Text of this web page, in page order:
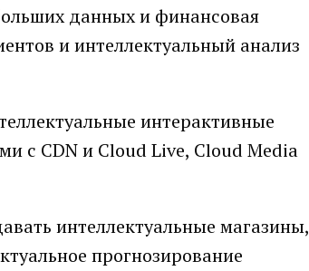
данных и финансовая
и интеллектуальный анализ
интерактивные
с CDN и Cloud Live, Cloud Media
интеллектуальные магазины,
прогнозирование